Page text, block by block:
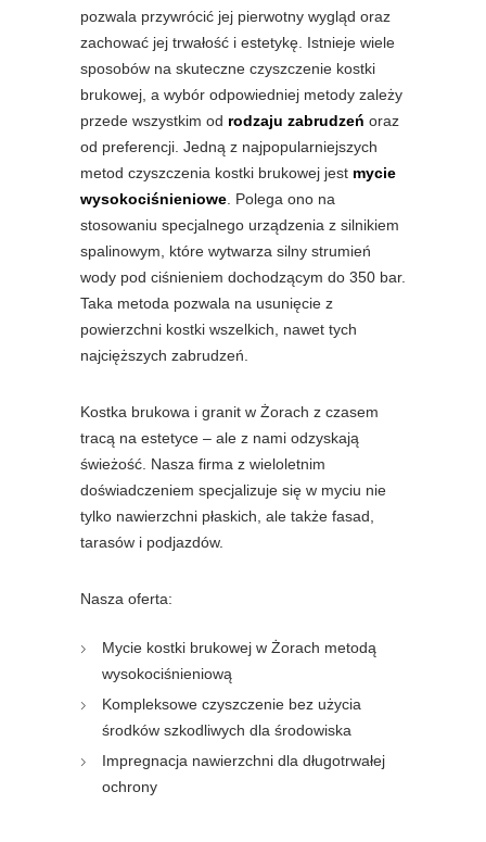
pozwala przywrócić jej pierwotny wygląd oraz
zachować jej trwałość i estetykę. Istnieje wiele
sposobów na skuteczne czyszczenie kostki
brukowej, a wybór odpowiedniej metody zależy
przede wszystkim od rodzaju zabrudzeń oraz
od preferencji. Jedną z najpopularniejszych
metod czyszczenia kostki brukowej jest mycie
wysokociśnieniowe . Polega ono na
stosowaniu specjalnego urządzenia z silnikiem
spalinowym, które wytwarza silny strumień
wody pod ciśnieniem dochodzącym do 350 bar.
Taka metoda pozwala na usunięcie z
powierzchni kostki wszelkich, nawet tych
najcięższych zabrudzeń.
Kostka brukowa i granit w Żorach z czasem
tracą na estetyce – ale z nami odzyskają
świeżość. Nasza firma z wieloletnim
doświadczeniem specjalizuje się w myciu nie
tylko nawierzchni płaskich, ale także fasad,
tarasów i podjazdów.
Nasza oferta:
Mycie kostki brukowej w Żorach metodą
wysokociśnieniową
Kompleksowe czyszczenie bez użycia
środków szkodliwych dla środowiska
Impregnacja nawierzchni dla długotrwałej
ochrony